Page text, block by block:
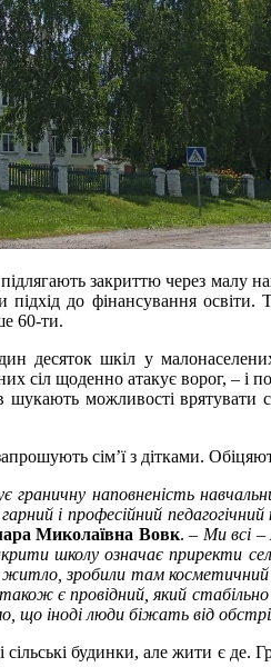
підлягають закриттю через
до фінансування
60-ти.
десяток шкіл у
сіл щоденно атакує ворог, – і
шукають можливості
сім’ї з дітками.
наповненість
і професійний
Миколаївна Вовк. – Ми всі
школу означає приректи
зробили там косметичний
є провідний, який
що іноді люди біжать від
будинки, але жити є